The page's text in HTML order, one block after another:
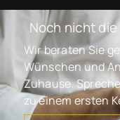
Noch nicht
Wir beraten Sie
Wünschen und
Zuhause.
zu einem ersten